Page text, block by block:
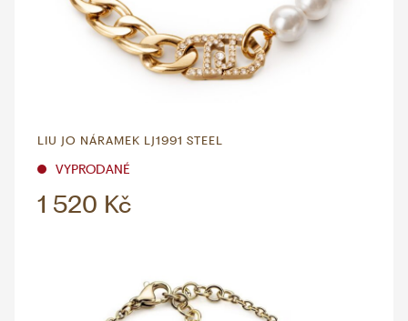
LIU JO NÁRAMEK LJ1991 STEEL
VYPRODANÉ
1 520 Kč